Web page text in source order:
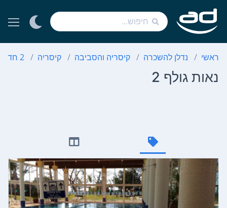
ראשי נדלן להשכרה קיסריה והסביבה קיסריה 2 חדרים
נאות גולף 2